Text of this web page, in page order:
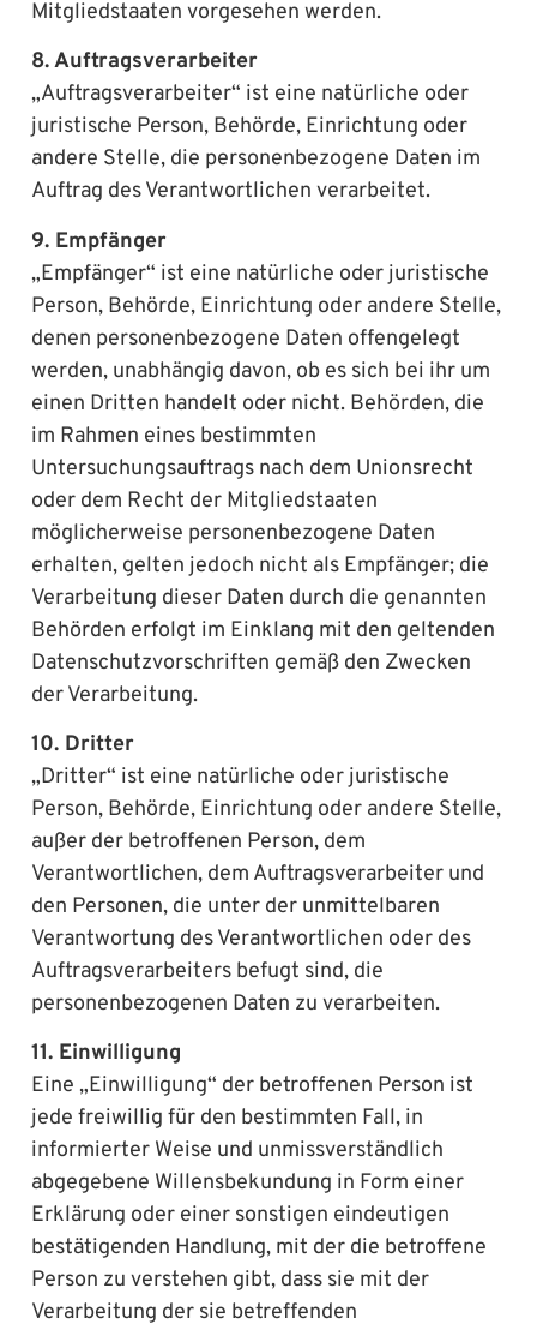
Mitgliedstaaten vorgesehen werden.
8. Auftragsverarbeiter
„Auftragsverarbeiter“ ist eine natürliche oder
juristische Person, Behörde, Einrichtung oder
andere Stelle, die personenbezogene Daten im
Auftrag des Verantwortlichen verarbeitet.
9. Empfänger
„Empfänger“ ist eine natürliche oder juristische
Person, Behörde, Einrichtung oder andere Stelle,
denen personenbezogene Daten offengelegt
werden, unabhängig davon, ob es sich bei ihr um
einen Dritten handelt oder nicht. Behörden, die
im Rahmen eines bestimmten
Untersuchungsauftrags nach dem Unionsrecht
oder dem Recht der Mitgliedstaaten
möglicherweise personenbezogene Daten
erhalten, gelten jedoch nicht als Empfänger; die
Verarbeitung dieser Daten durch die genannten
Behörden erfolgt im Einklang mit den geltenden
Datenschutzvorschriften gemäß den Zwecken
der Verarbeitung.
10. Dritter
„Dritter“ ist eine natürliche oder juristische
Person, Behörde, Einrichtung oder andere Stelle,
außer der betroffenen Person, dem
Verantwortlichen, dem Auftragsverarbeiter und
den Personen, die unter der unmittelbaren
Verantwortung des Verantwortlichen oder des
Auftragsverarbeiters befugt sind, die
personenbezogenen Daten zu verarbeiten.
11. Einwilligung
Eine „Einwilligung“ der betroffenen Person ist
jede freiwillig für den bestimmten Fall, in
informierter Weise und unmissverständlich
abgegebene Willensbekundung in Form einer
Erklärung oder einer sonstigen eindeutigen
bestätigenden Handlung, mit der die betroffene
Person zu verstehen gibt, dass sie mit der
Verarbeitung der sie betreffenden